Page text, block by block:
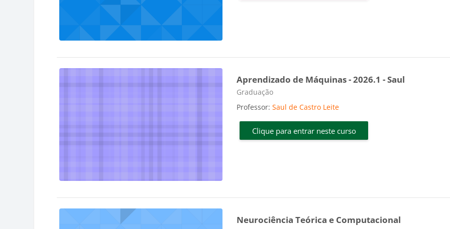
Aprendizado de Máquinas - 2026.1 - Saul
Categoria do curso
Graduação
Professor:Saul de Castro Leite
Clique para entrar neste curso
Neurociência Teórica e Computacional